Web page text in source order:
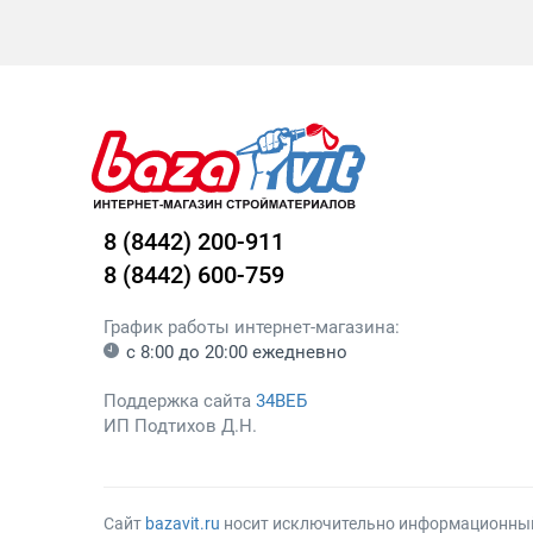
8 (8442) 200-911
8 (8442) 600-759
График работы интернет-магазина:
с 8:00 до 20:00 ежедневно
Поддержка сайта 34ВЕБ
ИП Подтихов Д.Н.
Сайт bazavit.ru носит исключительно